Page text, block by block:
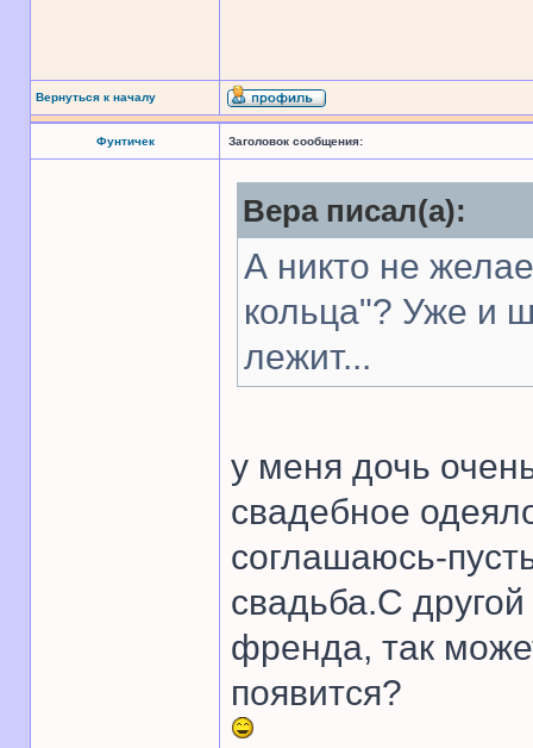
Вернуться к началу
Фунтичек Заголовок сообщения:
Вера писал(а):
А никто не
кольца"? Уже и
лежит...
у меня дочь
свадебное
соглашаюсь-
свадьба.С
френда, так
появится?